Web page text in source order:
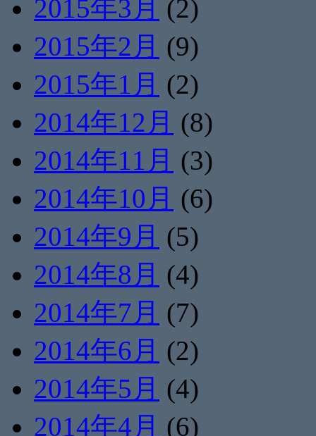
2015年3月 (2)
2015年2月 (9)
2015年1月 (2)
2014年12月 (8)
2014年11月 (3)
2014年10月 (6)
2014年9月 (5)
2014年8月 (4)
2014年7月 (7)
2014年6月 (2)
2014年5月 (4)
2014年4月 (6)